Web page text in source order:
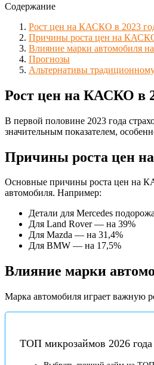
Содержание
Рост цен на КАСКО в 2023
Причины роста цен на
Влияние марки автомобиля
Прогнозы
Альтернативы
Рост цен на КАСКО в
В первой половине 2023 года
значительным показателем,
Причины роста цен
Основные причины роста цен на
автомобиля. Например:
Детали для Mercedes
Для Land Rover — на 39%
Для Mazda — на 31,4%
Для BMW — на 17,5%
Влияние марки
Марка автомобиля играет важную
ТОП микрозаймов 2026 года